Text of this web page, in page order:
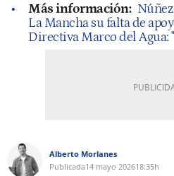
Más información:
La Mancha su falta de
Directiva Marco del Agua:
Alberto Morlanes
Publicada14 mayo 202618:35h